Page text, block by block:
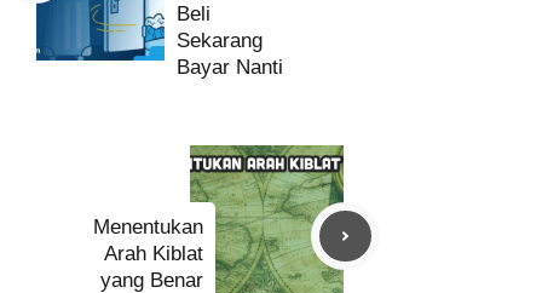
Beli
Sekarang
Bayar Nanti
Menentukan
Arah Kiblat
yang Benar